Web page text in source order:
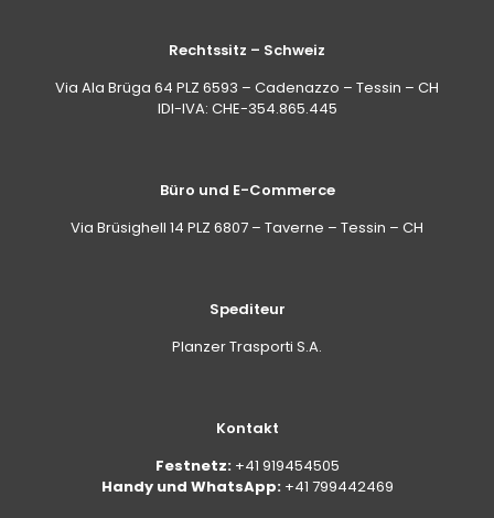
Rechtssitz – Schweiz
Via Ala Brüga 64 PLZ 6593 – Cadenazzo – Tessin – CH
IDI-IVA: CHE-354.865.445
Büro und E-Commerce
Via Brüsighell 14 PLZ 6807 – Taverne – Tessin – CH
Spediteur
Planzer Trasporti S.A.
Kontakt
Festnetz: +41 919454505
Handy und WhatsApp: +41 799442469